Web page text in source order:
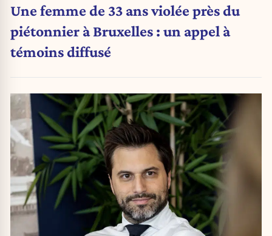
Une femme de 33 ans violée près du
piétonnier à Bruxelles : un appel à
témoins diffusé